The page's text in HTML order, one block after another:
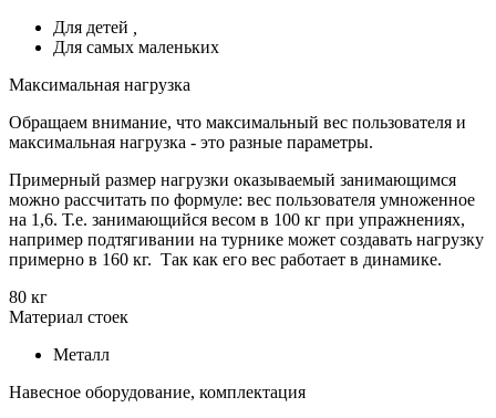
Для детей
Для самых маленьких
Максимальная нагрузка
Обращаем внимание, что максимальный вес пользователя и
максимальная нагрузка - это разные параметры.
Примерный размер нагрузки оказываемый занимающимся
можно рассчитать по формуле: вес пользователя умноженное
на 1,6. Т.е. занимающийся весом в 100 кг при упражнениях,
например подтягивании на турнике может создавать нагрузку
примерно в 160 кг. Так как его вес работает в динамике.
80 кг
Материал стоек
Металл
Навесное оборудование, комплектация